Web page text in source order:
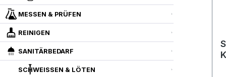
MESSEN & PRÜFEN
REINIGEN
SANITÄRBEDARF
SCHWEISSEN & LÖTEN